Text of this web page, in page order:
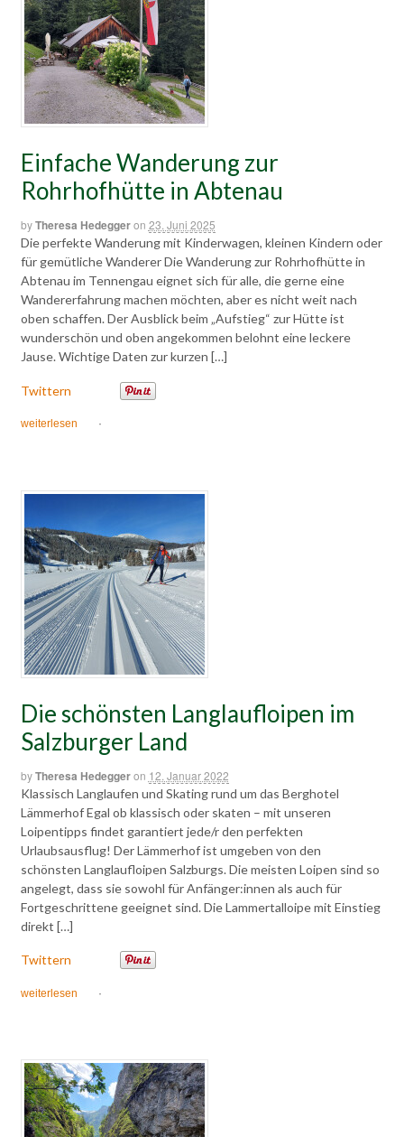
Einfache Wanderung zur
Rohrhofhütte in Abtenau
byTheresa Hedeggeron 23. Juni 2025
Die perfekte Wanderung mit Kinderwagen, kleinen Kindern oder
für gemütliche Wanderer Die Wanderung zur Rohrhofhütte in
Abtenau im Tennengau eignet sich für alle, die gerne eine
Wandererfahrung machen möchten, aber es nicht weit nach
oben schaffen. Der Ausblick beim „Aufstieg“ zur Hütte ist
wunderschön und oben angekommen belohnt eine leckere
Jause. Wichtige Daten zur kurzen […]
Twittern
weiterlesen ·
Die schönsten Langlaufloipen im
Salzburger Land
byTheresa Hedeggeron 12. Januar 2022
Klassisch Langlaufen und Skating rund um das Berghotel
Lämmerhof Egal ob klassisch oder skaten – mit unseren
Loipentipps findet garantiert jede/r den perfekten
Urlaubsausflug! Der Lämmerhof ist umgeben von den
schönsten Langlaufloipen Salzburgs. Die meisten Loipen sind so
angelegt, dass sie sowohl für Anfänger:innen als auch für
Fortgeschrittene geeignet sind. Die Lammertalloipe mit Einstieg
direkt […]
Twittern
weiterlesen ·